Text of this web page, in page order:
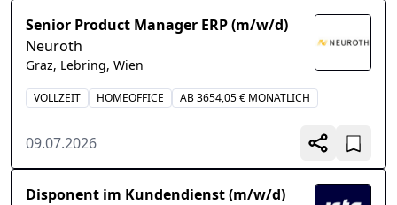
Senior Product Manager ERP (m/w/d)
Neuroth
Graz, Lebring, Wien
VOLLZEIT HOMEOFFICE AB 3654,05 € MONATLICH
09.07.2026
Disponent im Kundendienst (m/w/d)